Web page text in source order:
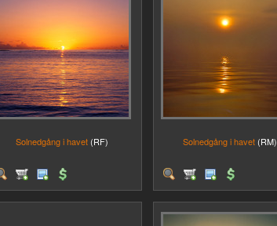
Solnedgång i havet (RF) Solnedgång i havet (RM)